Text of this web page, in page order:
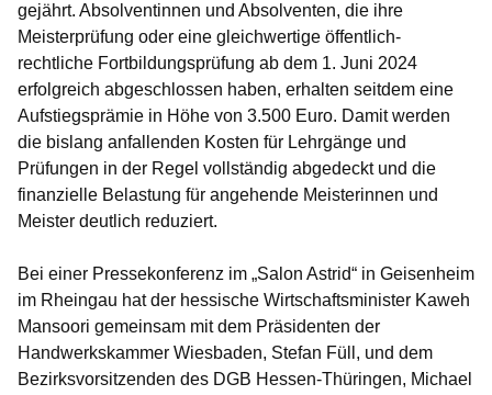
gejährt. Absolventinnen und Absolventen, die ihre
Meisterprüfung oder eine gleichwertige öffentlich-
rechtliche Fortbildungsprüfung ab dem 1. Juni 2024
erfolgreich abgeschlossen haben, erhalten seitdem eine
Aufstiegsprämie in Höhe von 3.500 Euro. Damit werden
die bislang anfallenden Kosten für Lehrgänge und
Prüfungen in der Regel vollständig abgedeckt und die
finanzielle Belastung für angehende Meisterinnen und
Meister deutlich reduziert.
Bei einer Pressekonferenz im „Salon Astrid“ in Geisenheim
im Rheingau hat der hessische Wirtschaftsminister Kaweh
Mansoori gemeinsam mit dem Präsidenten der
Handwerkskammer Wiesbaden, Stefan Füll, und dem
Bezirksvorsitzenden des DGB Hessen-Thüringen, Michael